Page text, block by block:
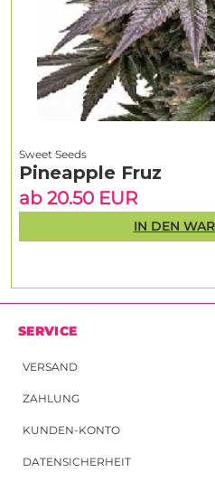
Sweet Seeds
Pineapple Fruz
ab 20.50 EUR
IN DEN
SERVICE
VERSAND
ZAHLUNG
KUNDEN-KONTO
DATENSICHERHEIT